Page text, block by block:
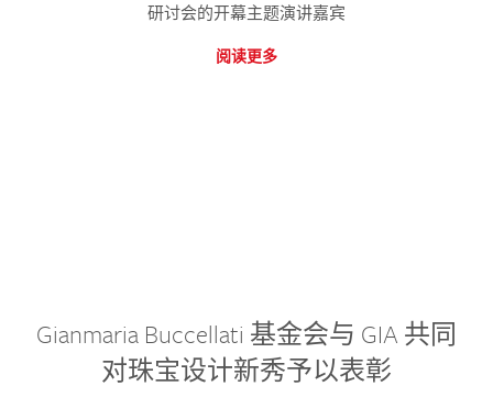
研讨会的开幕主题演讲嘉宾
阅读更多
Gianmaria Buccellati 基金会与 GIA 共同
对珠宝设计新秀予以表彰